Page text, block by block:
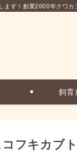
ます！創業2000年クワカ
飼育
フキカブト